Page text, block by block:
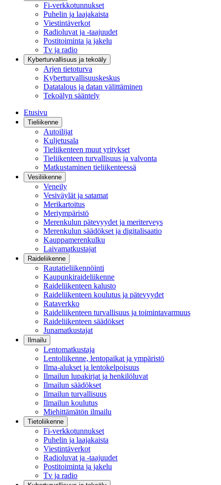
Fi-verkkotunnukset
Puhelin ja laajakaista
Viestintäverkot
Radioluvat ja -taajuudet
Postitoiminta ja jakelu
Tv ja radio
Kyberturvallisuus ja tekoäly
Arjen tietoturva
Kyberturvallisuuskeskus
Datatalous ja datan välittäminen
Tekoälyn sääntely
Etusivu
Tieliikenne
Autoilijat
Kuljetusala
Tieliikenteen muut yritykset
Tieliikenteen turvallisuus ja valvonta
Matkustaminen tieliikenteessä
Vesiliikenne
Veneily
Vesiväylät ja satamat
Merikartoitus
Meriympäristö
Merenkulun pätevyydet ja meriterveys
Merenkulun säädökset ja digitalisaatio
Kauppamerenkulku
Laivamatkustajat
Raideliikenne
Rautatieliikennöinti
Kaupunkiraideliikenne
Raideliikenteen kalusto
Raideliikenteen koulutus ja pätevyydet
Rataverkko
Raideliikenteen turvallisuus ja toimintavarmuus
Raideliikenteen säädökset
Junamatkustajat
Ilmailu
Lentomatkustaja
Lentoliikenne, lentopaikat ja ympäristö
Ilma-alukset ja lentokelpoisuus
Ilmailun lupakirjat ja henkilöluvat
Ilmailun säädökset
Ilmailun turvallisuus
Ilmailun koulutus
Miehittämätön ilmailu
Tietoliikenne
Fi-verkkotunnukset
Puhelin ja laajakaista
Viestintäverkot
Radioluvat ja -taajuudet
Postitoiminta ja jakelu
Tv ja radio